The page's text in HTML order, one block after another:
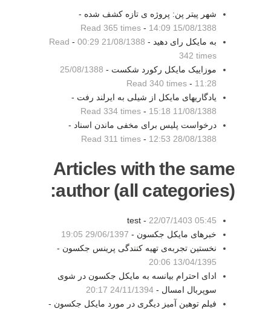
شهر پیتر پن: پروژه ی تازه کشف شده -
15/08/1388 14:09
-
Read 365 times
به مایکل رای دهید - 21/08/1388 00:29
-
Read
342 times
موزاییک مایکل رکورد شکست - 25/08/1388
11:28
-
Read 340 times
یادگاریهای مایکل از شیلی به ایرلند رفت -
11/08/1388 15:18
-
Read 334 times
درخواست پلیس برای مخفی ماندن اسناد -
28/08/1388 12:53
-
Read 311 times
Articles with the same
author (all categories):
test - 22/07/1403 05:45
خبرهای مایکل جکسون - 29/06/1397 19:05
نخستین تجربه‌ی تهیه کنندگی پرینس جکسون -
13/04/1395 20:06
ادای احترام بیانسه به مایکل جکسون در شوی
سوپربال امسال - 24/11/1394 20:17
فیلم توهین آمیز دیگری در مورد مایکل جکسون -